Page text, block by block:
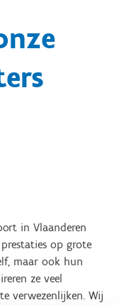
in Vlaanderen
op grote
maar ook hun
ze veel
verwezenlijken. Wij